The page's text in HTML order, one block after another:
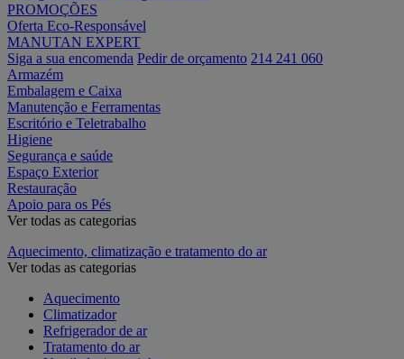
PROMOÇÕES
Oferta Eco-Responsável
MANUTAN EXPERT
Siga a sua encomenda Pedir de orçamento 214 241 060
Armazém
Embalagem e Caixa
Manutenção e Ferramentas
Escritório e Teletrabalho
Higiene
Segurança e saúde
Espaço Exterior
Restauração
Apoio para os Pés
Ver todas as categorias
Aquecimento, climatização e tratamento do ar
Ver todas as categorias
Aquecimento
Climatizador
Refrigerador de ar
Tratamento do ar